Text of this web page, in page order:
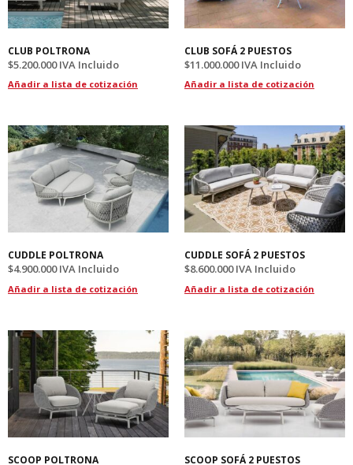
CLUB POLTRONA
$5.200.000IVA Incluido
Añadir a lista de cotización
CLUB SOFÁ 2 PUESTOS
$11.000.000IVA Incluido
Añadir a lista de cotización
CUDDLE POLTRONA
$4.900.000IVA Incluido
Añadir a lista de cotización
CUDDLE SOFÁ 2 PUESTOS
$8.600.000IVA Incluido
Añadir a lista de cotización
SCOOP POLTRONA SCOOP SOFÁ 2 PUESTOS